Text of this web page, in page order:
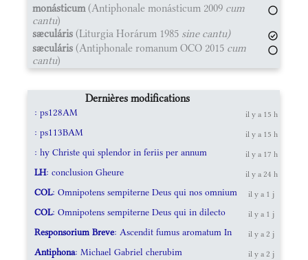
monásticum(Antiphonale monásticum 2009 cum
cantu)
sæculáris (Liturgia Horárum 1985 sine cantu)
sæculáris (Antiphonale romanum OCO 2015 cum
cantu)
Dernières modifications
: ps128AM il y a 15 h
: ps113BAM il y a 15 h
: hy Christe qui splendor in feriis per annum il y a 17 h
LH: conclusion Gheure il y a 24 h
COL: Omnipotens sempiterne Deus qui nos omnium il y a 1 j
COL: Omnipotens sempiterne Deus qui in dilecto il y a 1 j
Responsorium Breve: Ascendit fumus aromatum In il y a 2 j
Antiphona: Michael Gabriel cherubim il y a 2 j